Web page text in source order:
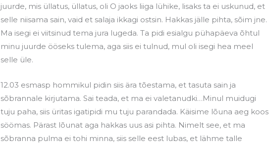
juurde, mis üllatus, üllatus, oli O jaoks liiga lühike, lisaks ta ei uskunud, et
selle niisama sain, vaid et salaja ikkagi ostsin. Hakkas jälle pihta, sõim jne.
Ma isegi ei viitsinud tema jura lugeda. Ta pidi esialgu pühapäeva õhtul
minu juurde ööseks tulema, aga siis ei tulnud, mul oli isegi hea meel
selle üle.
12.03 esmasp hommikul pidin siis ära tõestama, et tasuta sain ja
sõbrannale kirjutama. Sai teada, et ma ei valetanudki…Minul muidugi
tuju paha, siis üritas igatipidi mu tuju parandada. Käisime lõuna aeg koos
söömas. Pärast lõunat aga hakkas uus asi pihta. Nimelt see, et ma
sõbranna pulma ei tohi minna, siis selle eest lubas, et lähme talle